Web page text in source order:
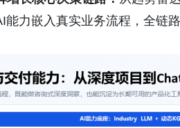
能力嵌入真实业务流程，全链